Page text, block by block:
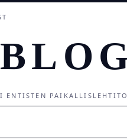
ENTISTEN